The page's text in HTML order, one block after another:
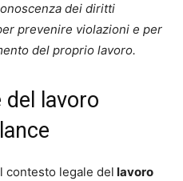
dei diritti
prevenire violazioni e per
del proprio lavoro.
del lavoro
contesto legale del lavoro